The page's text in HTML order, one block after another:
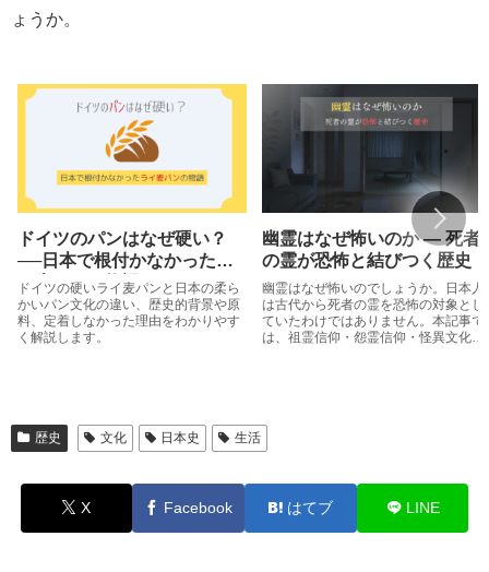
ょうか。
ドイツのパンはなぜ硬い？
──日本で根付かなかったラ
イ麦パンの物語
ドイツの硬いライ麦パンと日本の柔ら
かいパン文化の違い、歴史的背景や原
料、定着しなかった理由をわかりやす
く解説します。
幽霊はなぜ怖いのか ― 死者
の霊が恐怖と結びつく歴史
幽霊はなぜ怖いのでしょうか。日本人
は古代から死者の霊を恐怖の対象とし
ていたわけではありません。本記事で
は、祖霊信仰・怨霊信仰・怪異文化・
歴史 文化 日本史 生活
X Facebook はてブ LINE